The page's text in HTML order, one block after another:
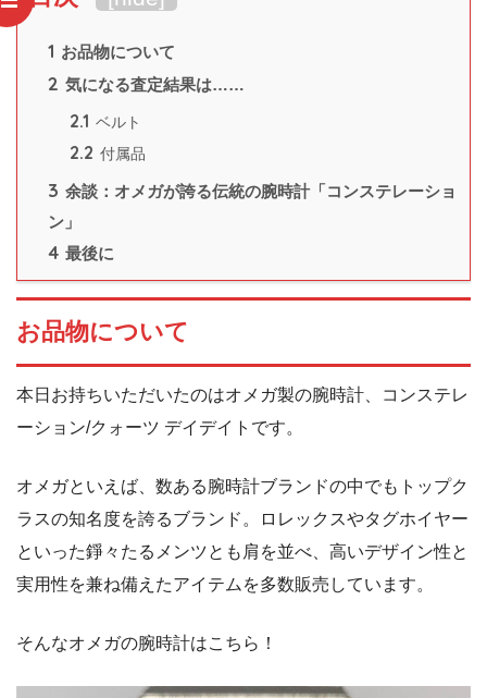
1 お品物について
2 気になる査定結果は……
2.1 ベルト
2.2 付属品
3 余談：オメガが誇る伝統の腕時計「コンステレーショ
ン」
4 最後に
お品物について
本日お持ちいただいたのはオメガ製の腕時計、コンステレ
ーション/クォーツ デイデイトです。
オメガといえば、数ある腕時計ブランドの中でもトップク
ラスの知名度を誇るブランド。ロレックスやタグホイヤー
といった錚々たるメンツとも肩を並べ、高いデザイン性と
実用性を兼ね備えたアイテムを多数販売しています。
そんなオメガの腕時計はこちら！